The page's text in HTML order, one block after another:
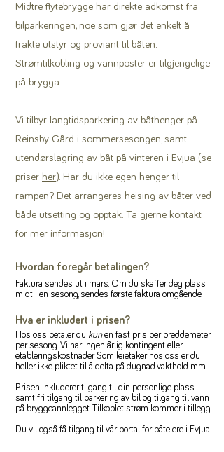
Midtre flytebrygge har direkte adkomst fra
bilparkeringen, noe som gjør det enkelt å
frakte utstyr og proviant til båten.
Strømtilkobling og vannposter er tilgjengelige
på brygga.
Vi tilbyr langtidsparkering av båthenger på
Reinsby Gård i sommersesongen, samt
utendørslagring av båt på vinteren i Evjua (se
priser her). Har du ikke egen henger til
rampen? Det arrangeres heising av båter ved
både utsetting og opptak. Ta gjerne kontakt
for mer informasjon!
Hvordan foregår betalingen?
Faktura sendes ut i mars. Om du skaffer deg plass
midt i en sesong, sendes første faktura omgående.
Hva er inkludert i prisen?
Hos oss betaler du kunen fast pris per breddemeter
per sesong. Vi har ingen årlig kontingent eller
etableringskostnader. Som leietaker hos oss er du
heller ikke pliktet til å delta på dugnad, vakthold mm.
Prisen inkluderer tilgang til din personlige plass,
samt fri tilgang til parkering av bil og tilgang til vann
på bryggeannlegget. Tilkoblet strøm kommer i tillegg.
Du vil også få tilgang til vår portal for båteiere i Evjua.